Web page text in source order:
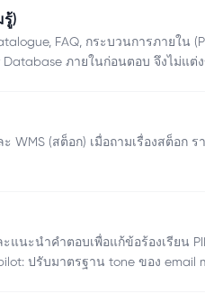
รู้)
FAQ, กระบวนการภายใน
Database ภายในก่อนตอบ จึงไม่แ
WMS (สต็อก) เมื่อถามเรื่องสต็อก
นะนำคำตอบเพื่อแก้ข้อร้องเรียน
ปรับมาตรฐาน tone ของ email